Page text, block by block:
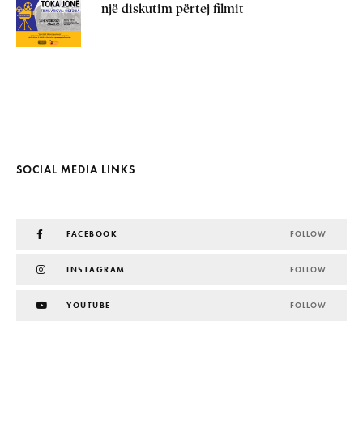
një diskutim përtej filmit
SOCIAL MEDIA LINKS
FACEBOOK FOLLOW
INSTAGRAM FOLLOW
YOUTUBE FOLLOW